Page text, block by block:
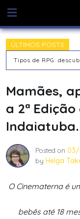
content
ÚLTIMOS POSTS
Mamães,
a 2ª
Indaiatuba.
Posted on 03/
by Helga
O Cinematerna é
bebês até 18